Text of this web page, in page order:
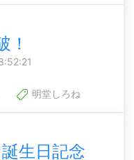
！
明堂しろね
生日記念